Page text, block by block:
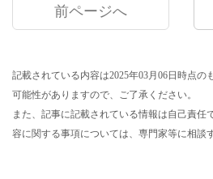
前ページへ
記載されている内容は2025年03月06日時点の
可能性がありますので、ご了承ください。
また、記事に記載されている情報は自己責任
容に関する事項については、専門家等に相談